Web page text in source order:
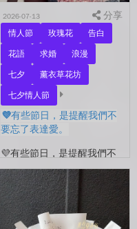
2026-07-13 分享
情人節 玫瑰花
告白
花語
求婚
浪漫
七夕
薰衣草花坊
七夕情人節
💜有些節日，是提醒我們不
要忘了表達愛。
💜有些節日，是提醒我們不
要忘了表達愛。 平常的日
子，總是忙著工作、忙著生
活。 那些想說的謝謝、想
說的辛苦了、想說的我愛
你。 常常就這樣，留到了